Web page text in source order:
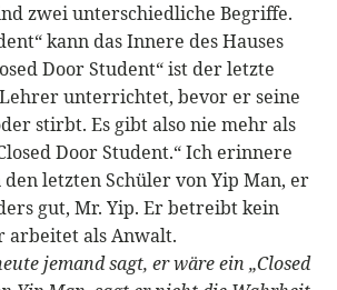
zwei unterschiedliche Begriffe.
kann das Innere des Hauses
Door Student“ ist der letzte
unterrichtet, bevor er seine
stirbt. Es gibt also nie mehr als
Door Student.“ Ich erinnere
letzten Schüler von Yip Man, er
gut, Mr. Yip. Er betreibt kein
arbeitet als Anwalt.
jemand sagt, er wäre ein „Closed